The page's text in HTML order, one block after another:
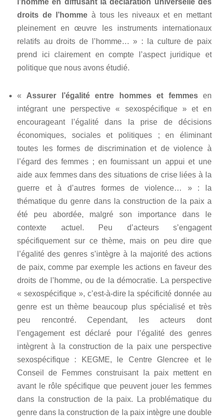
droits de l’hommeà tous les niveaux et en mettant
pleinement en œuvre les instruments internationaux
relatifs au droits de l’homme… » : la culture de paix
prend ici clairement en compte l’aspect juridique et
politique que nous avons étudié.
« Assurer l’égalité entre hommes et femmesen
intégrant une perspective « sexospécifique » et en
encourageant l’égalité dans la prise de décisions
économiques, sociales et politiques ; en éliminant
toutes les formes de discrimination et de violence à
l’égard des femmes ; en fournissant un appui et une
aide aux femmes dans des situations de crise liées à la
guerre et à d’autres formes de violence… » : la
thématique du genre dans la construction de la paix a
été peu abordée, malgré son importance dans le
contexte actuel. Peu d’acteurs s’engagent
spécifiquement sur ce thème, mais on peu dire que
l’égalité des genres s’intègre à la majorité des actions
de paix, comme par exemple les actions en faveur des
droits de l’homme, ou de la démocratie. La perspective
« sexospécifique », c’est-à-dire la spécificité donnée au
genre est un thème beaucoup plus spécialisé et très
peu rencontré. Cependant, les acteurs dont
l’engagement est déclaré pour l’égalité des genres
intègrent à la construction de la paix une perspective
sexospécifique : KEGME, le Centre Glencree et le
Conseil de Femmes construisant la paix mettent en
avant le rôle spécifique que peuvent jouer les femmes
dans la construction de la paix. La problématique du
genre dans la construction de la paix intègre une double